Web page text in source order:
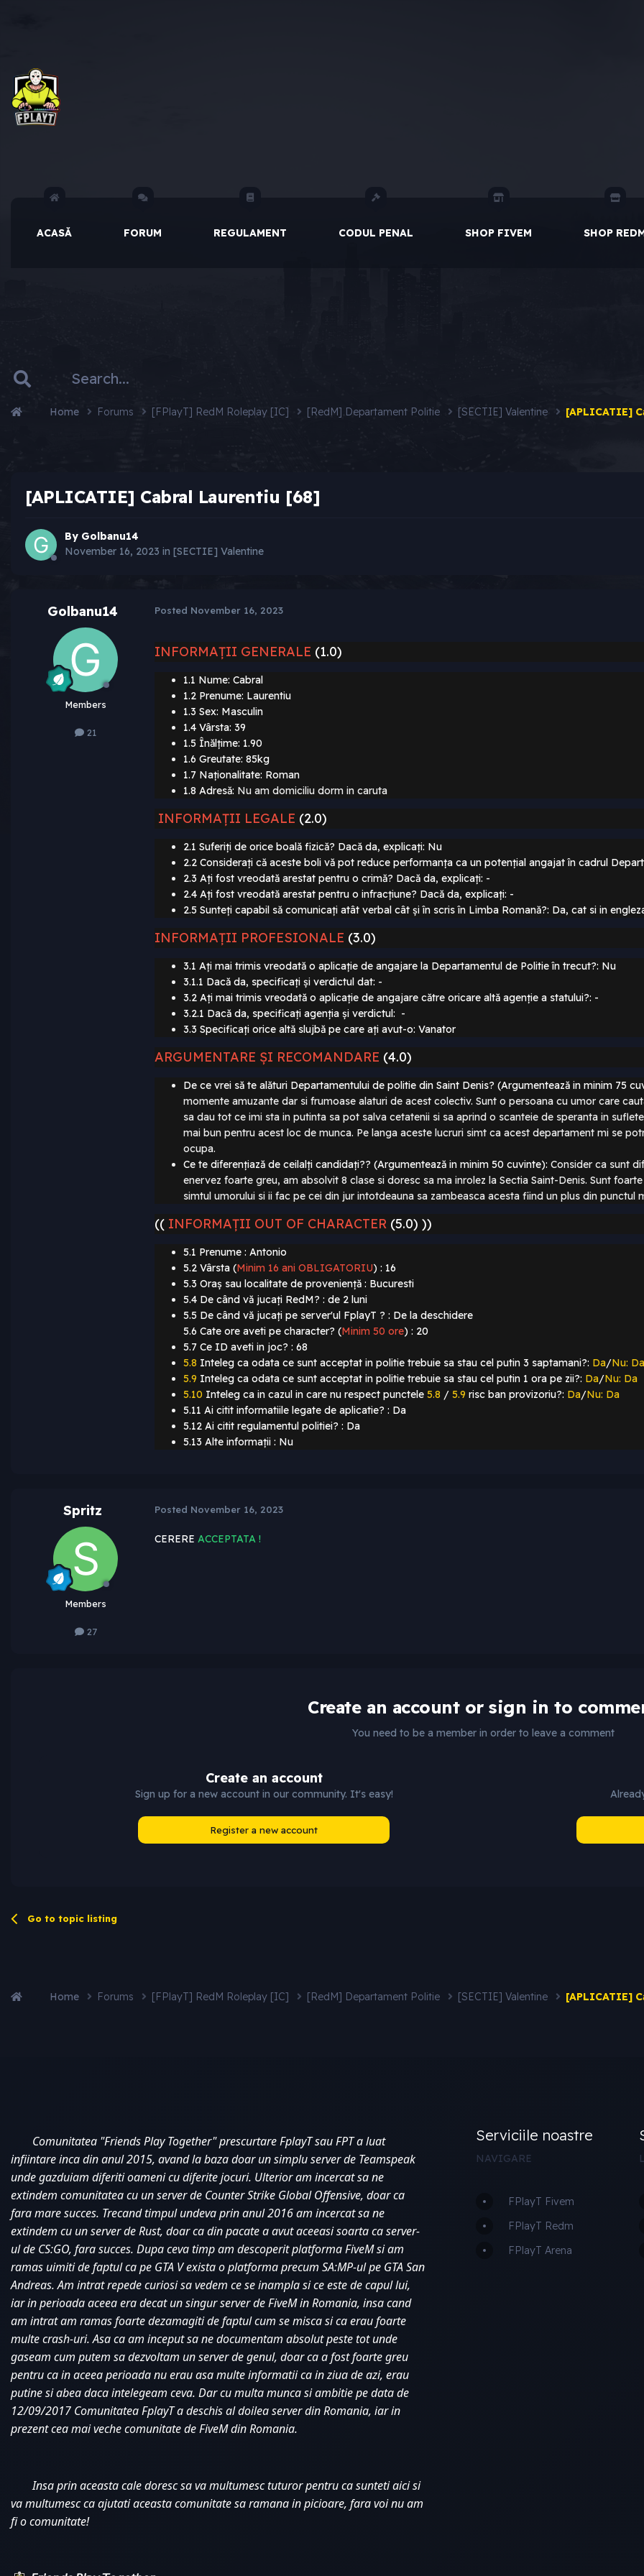
ACASĂ FORUM REGULAMENT CODUL PENAL SHOP FIVEM SHOP
Home Forums [FPlayT] RedM Roleplay [IC] [RedM] Departament Politie [SECTIE] Valentine [APLICATIE]
[APLICATIE] Cabral Laurentiu [68]
By Golbanu14
November 16, 2023 in [SECTIE] Valentine
Golbanu14
Members
21
Posted November 16, 2023
INFORMAȚII GENERALE (1.0)
1.1 Nume: Cabral
1.2 Prenume: Laurentiu
1.3 Sex: Masculin
1.4 Vârsta: 39
1.5 Înălțime: 1.90
1.6 Greutate: 85kg
1.7 Naționalitate: Roman
1.8 Adresă: Nu am domiciliu dorm in caruta
INFORMAȚII LEGALE (2.0)
2.1 Suferiți de orice boală fizică? Dacă da, explicați: Nu
2.2 Considerați că aceste boli vă pot reduce performanța ca un potențial angajat în cadrul
2.3 Ați fost vreodată arestat pentru o crimă? Dacă da, explicați: -
2.4 Ați fost vreodată arestat pentru o infracțiune? Dacă da, explicați: -
2.5 Sunteți capabil să comunicați atât verbal cât și în scris în Limba Romană?: Da, cat si in
INFORMAȚII PROFESIONALE (3.0)
3.1 Ați mai trimis vreodată o aplicație de angajare la Departamentul de Politie în trecut?: Nu
3.1.1 Dacă da, specificați și verdictul dat: -
3.2 Ați mai trimis vreodată o aplicație de angajare către oricare altă agenție a statului?: -
3.2.1 Dacă da, specificați agenția și verdictul: -
3.3 Specificați orice altă slujbă pe care ați avut-o: Vanator
ARGUMENTARE ȘI RECOMANDARE (4.0)
De ce vrei să te alături Departamentului de politie din Saint Denis? (Argumentează in minim 75
momente amuzante dar si frumoase alaturi de acest colectiv. Sunt o persoana cu umor care
sa dau tot ce imi sta in putinta sa pot salva cetatenii si sa aprind o scanteie de speranta in
mai bun pentru acest loc de munca. Pe langa aceste lucruri simt ca acest departament mi se
ocupa.
Ce te diferențiază de ceilalți candidați?? (Argumentează in minim 50 cuvinte): Consider ca sunt
enervez foarte greu, am absolvit 8 clase si doresc sa ma inrolez la Sectia Saint-Denis. Sunt
simtul umorului si ii fac pe cei din jur intotdeauna sa zambeasca acesta fiind un plus din punctul
(( INFORMAȚII OUT OF CHARACTER (5.0) ))
5.1 Prenume : Antonio
5.2 Vârsta (Minim 16 ani OBLIGATORIU) : 16
5.3 Oraș sau localitate de proveniență : Bucuresti
5.4 De când vă jucați RedM? : de 2 luni
5.5 De când vă jucați pe server'ul FplayT ? : De la deschidere
5.6 Cate ore aveti pe character? (Minim 50 ore) : 20
5.7 Ce ID aveti in joc? : 68
5.8 Inteleg ca odata ce sunt acceptat in politie trebuie sa stau cel putin 3 saptamani?: Da/Nu: Da
5.9 Inteleg ca odata ce sunt acceptat in politie trebuie sa stau cel putin 1 ora pe zii?: Da/Nu: Da
5.10 Inteleg ca in cazul in care nu respect punctele 5.8 / 5.9 risc ban provizoriu?: Da/Nu: Da
5.11 Ai citit informatiile legate de aplicatie? : Da
5.12 Ai citit regulamentul politiei? : Da
5.13 Alte informații : Nu
Spritz
Members
27
Posted November 16, 2023
CERERE ACCEPTATA !
Create an account or sign in to
You need to be a member in order to leave a comment
Create an account
Sign up for a new account in our community. It's easy!
Register a new account
Go to topic listing
Home Forums [FPlayT] RedM Roleplay [IC] [RedM] Departament Politie [SECTIE] Valentine [APLICATIE]
Comunitatea "Friends Play Together" prescurtare FplayT sau FPT a luat
infiintare inca din anul 2015, avand la baza doar un simplu server de Teamspeak
unde gazduiam diferiti oameni cu diferite jocuri. Ulterior am incercat sa ne
extindem comunitatea cu un server de Counter Strike Global Offensive, doar ca
fara mare succes. Trecand timpul undeva prin anul 2016 am incercat sa ne
extindem cu un server de Rust, doar ca din pacate a avut aceeasi soarta ca server-
ul de CS:GO, fara succes. Dupa ceva timp am descoperit platforma FiveM si am
ramas uimiti de faptul ca pe GTA V exista o platforma precum SA:MP-ul pe GTA San
Andreas. Am intrat repede curiosi sa vedem ce se inampla si ce este de capul lui,
iar in perioada aceea era decat un singur server de FiveM in Romania, insa cand
am intrat am ramas foarte dezamagiti de faptul cum se misca si ca erau foarte
multe crash-uri. Asa ca am inceput sa ne documentam absolut peste tot unde
gaseam cum putem sa dezvoltam un server de genul, doar ca a fost foarte greu
pentru ca in aceea perioada nu erau asa multe informatii ca in ziua de azi, erau
putine si abea daca intelegeam ceva. Dar cu multa munca si ambitie pe data de
12/09/2017 Comunitatea FplayT a deschis al doilea server din Romania, iar in
prezent cea mai veche comunitate de FiveM din Romania.
Insa prin aceasta cale doresc sa va multumesc tuturor pentru ca sunteti aici si
va multumesc ca ajutati aceasta comunitate sa ramana in picioare, fara voi nu am
fi o comunitate!
Serviciile noastre
NAVIGARE
FPlayT Fivem
FPlayT Redm
FPlayT Arena